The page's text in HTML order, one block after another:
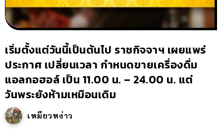
เริ่มตั้งแต่วันนี้เป็นต้นไป ราชกิจจาฯ เผยแพร่
ประกาศ เปลี่ยนเวลา กำหนดขายเครื่องดื่ม
แอลกอฮอล์ เป็น 11.00 น. – 24.00 น. แต่
วันพระยังห้ามเหมือนเดิม
เหมียวหง่าว